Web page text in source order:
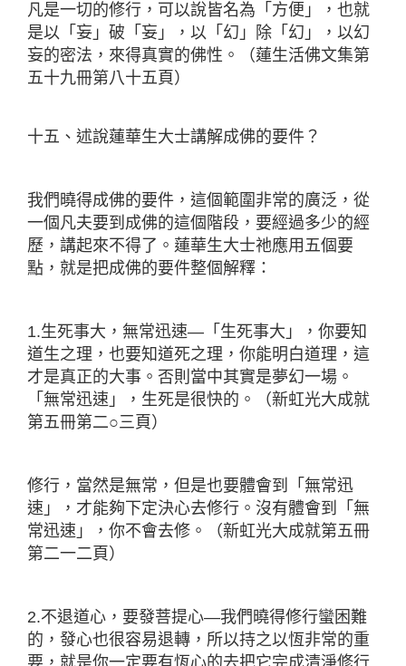
凡是一切的修行，可以說皆名為「方便」，也就
是以「妄」破「妄」，以「幻」除「幻」，以幻
妄的密法，來得真實的佛性。（蓮生活佛文集第
五十九冊第八十五頁）
十五、述說蓮華生大士講解成佛的要件？
我們曉得成佛的要件，這個範圍非常的廣泛，從
一個凡夫要到成佛的這個階段，要經過多少的經
歷，講起來不得了。蓮華生大士祂應用五個要
點，就是把成佛的要件整個解釋：
1.生死事大，無常迅速—「生死事大」，你要知
道生之理，也要知道死之理，你能明白道理，這
才是真正的大事。否則當中其實是夢幻一場。
「無常迅速」，生死是很快的。（新虹光大成就
第五冊第二○三頁）
修行，當然是無常，但是也要體會到「無常迅
速」，才能夠下定決心去修行。沒有體會到「無
常迅速」，你不會去修。（新虹光大成就第五冊
第二一二頁）
2.不退道心，要發菩提心—我們曉得修行蠻困難
的，發心也很容易退轉，所以持之以恆非常的重
要，就是你一定要有恆心的去把它完成清淨修行